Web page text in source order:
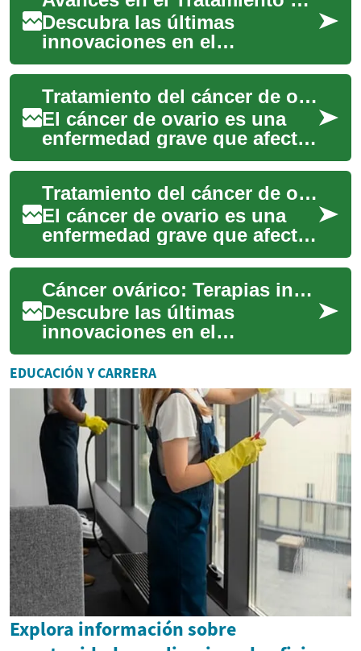
Descubra las últimas
innovaciones en el
tratamiento del cáncer de
ovario, desde terapias
tradicionales hasta
enfoques...
Tratamiento del cáncer de ovario: Opciones y avances médicos
El cáncer de ovario es una
enfermedad grave que afecta
a miles de mujeres en todo el
mundo. A medida que la
investiga...
Tratamiento del cáncer de ovario: Opciones y avances médicos
El cáncer de ovario es una
enfermedad grave que afecta
a miles de mujeres en todo el
mundo. A pesar de su
complejidad...
Cáncer ovárico: Terapias innovadoras y opciones de tratamiento
Descubre las últimas
innovaciones en el
tratamiento del cáncer de
ovario, desde cirugías
avanzadas hasta terapias
mol...
EDUCACIÓN Y CARRERA
Explora información sobre